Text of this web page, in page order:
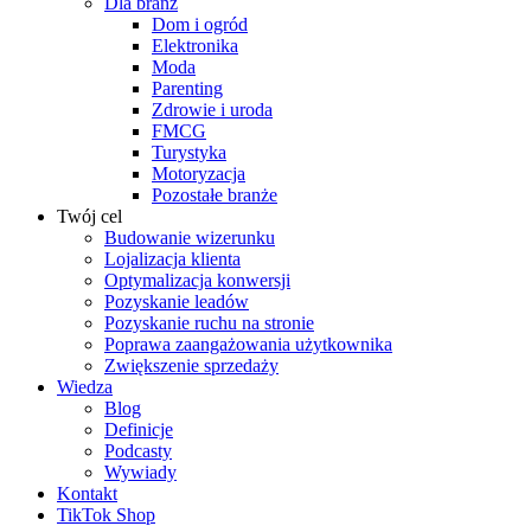
Dom i ogród
Elektronika
Moda
Parenting
Zdrowie i uroda
FMCG
Turystyka
Motoryzacja
Pozostałe branże
Twój cel
Budowanie wizerunku
Lojalizacja klienta
Optymalizacja konwersji
Pozyskanie leadów
Pozyskanie ruchu na stronie
Poprawa zaangażowania użytkownika
Zwiększenie sprzedaży
Wiedza
Blog
Definicje
Podcasty
Wywiady
Kontakt
TikTok Shop